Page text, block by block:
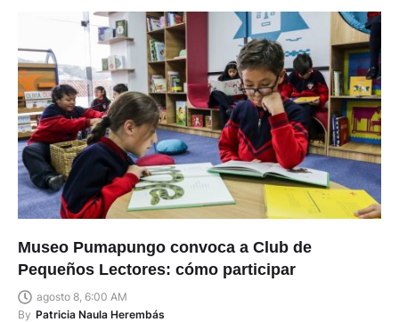
Museo Pumapungo convoca a Club de
Pequeños Lectores: cómo participar
agosto 8, 6:00 AM
By Patricia Naula Herembás